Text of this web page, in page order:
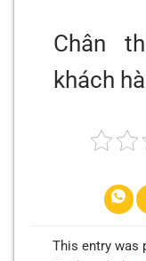
Chân
khách
This entry was